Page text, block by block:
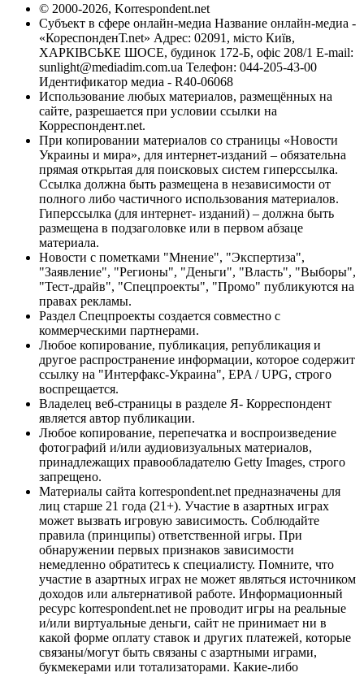
© 2000-2026, Korrespondent.net
Субъект в сфере онлайн-медиа Название онлайн-медиа -
«КореспонденТ.net» Адрес: 02091, місто Київ,
ХАРКІВСЬКЕ ШОСЕ, будинок 172-Б, офіс 208/1 E-mail:
sunlight@mediadim.com.ua Телефон: 044-205-43-00
Идентификатор медиа - R40-06068
Использование любых материалов, размещённых на
сайте, разрешается при условии ссылки на
Корреспондент.net.
При копировании материалов со страницы «Новости
Украины и мира», для интернет-изданий – обязательна
прямая открытая для поисковых систем гиперссылка.
Ссылка должна быть размещена в независимости от
полного либо частичного использования материалов.
Гиперссылка (для интернет- изданий) – должна быть
размещена в подзаголовке или в первом абзаце
материала.
Новости с пометками "Мнение", "Экспертиза",
"Заявление", "Регионы", "Деньги", "Власть", "Выборы",
"Тест-драйв", "Спецпроекты", "Промо" публикуются на
правах рекламы.
Раздел Спецпроекты создается совместно с
коммерческими партнерами.
Любое копирование, публикация, републикация и
другое распространение информации, которое содержит
ссылку на "Интерфакс-Украина", EPA / UPG, строго
воспрещается.
Владелец веб-страницы в разделе Я- Корреспондент
является автор публикации.
Любое копирование, перепечатка и воспроизведение
фотографий и/или аудиовизуальных материалов,
принадлежащих правообладателю Getty Images, строго
запрещено.
Материалы сайта korrespondent.net предназначены для
лиц старше 21 года (21+). Участие в азартных играх
может вызвать игровую зависимость. Соблюдайте
правила (принципы) ответственной игры. При
обнаружении первых признаков зависимости
немедленно обратитесь к специалисту. Помните, что
участие в азартных играх не может являться источником
доходов или альтернативой работе. Информационный
ресурс korrespondent.net не проводит игры на реальные
и/или виртуальные деньги, сайт не принимает ни в
какой форме оплату ставок и других платежей, которые
связаны/могут быть связаны с азартными играми,
букмекерами или тотализаторами. Какие-либо